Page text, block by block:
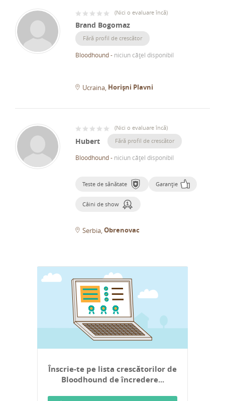
(Nici o evaluare încă)
Brand Bogomaz
Fără profil de crescător
Bloodhound- niciun cățel disponibil
Ucraina Horișni Plavni
(Nici o evaluare încă)
Hubert Fără profil de crescător
Bloodhound- niciun cățel disponibil
Teste de sănătate Garanție
Câini de show
Serbia Obrenovac
Înscrie-te pe lista crescătorilor de
Bloodhound de încredere...